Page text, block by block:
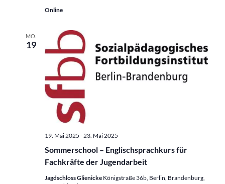
Online
MO.
19
Sommerschool – Englischsprachkurs für
Fachkräfte der Jugendarbeit
19. Mai 2025 - 23. Mai 2025
Jagdschloss Glienicke Königstraße 36b, Berlin, Brandenburg,